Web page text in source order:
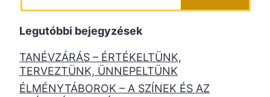
Legutóbbi bejegyzések
TANÉVZÁRÁS – ÉRTÉKELTÜNK,
TERVEZTÜNK, ÜNNEPELTÜNK
ÉLMÉNYTÁBOROK – A SZÍNEK ÉS AZ